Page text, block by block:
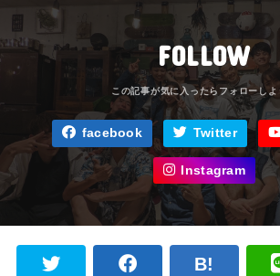
FOLLOW
facebook Twitter
Instagram